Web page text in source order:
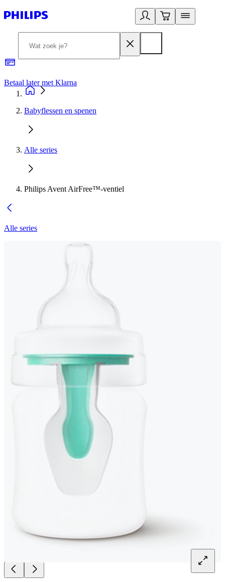
Betaal later met Klarna
Babyflessen en spenen
Alle series
Philips Avent AirFree™-ventiel
Alle series